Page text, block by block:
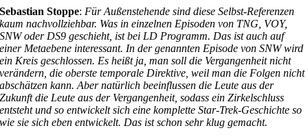
Sebastian Stoppe: Für Außenstehende sind diese Selbst-Referenzen
kaum nachvollziehbar. Was in einzelnen Episoden von TNG, VOY,
SNW oder DS9 geschieht, ist bei LD Programm. Das ist auch auf
einer Metaebene interessant. In der genannten Episode von SNW wird
ein Kreis geschlossen. Es heißt ja, man soll die Vergangenheit nicht
verändern, die oberste temporale Direktive, weil man die Folgen nicht
abschätzen kann. Aber natürlich beeinflussen die Leute aus der
Zukunft die Leute aus der Vergangenheit, sodass ein Zirkelschluss
entsteht und so entwickelt sich eine komplette Star-Trek-Geschichte so
wie sie sich eben entwickelt. Das ist schon sehr klug gemacht.